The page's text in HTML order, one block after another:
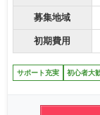
募集地域
初期費用
サポート充実 初心者大